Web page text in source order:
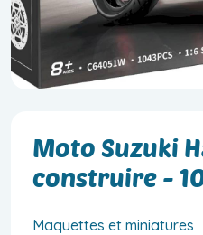
Moto Suzuki
construire -
Maquettes et miniatures